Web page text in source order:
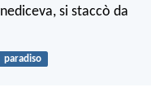
si staccò da
paradiso